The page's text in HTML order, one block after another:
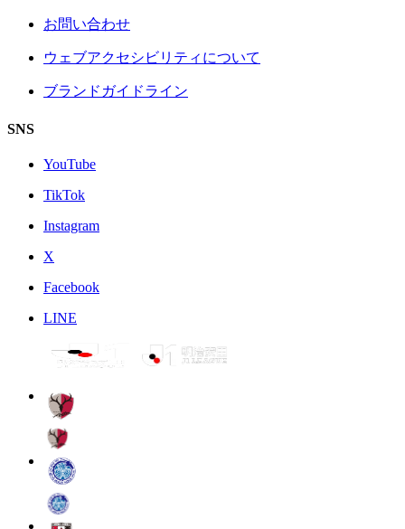
お問い合わせ
ウェブアクセシビリティについて
ブランドガイドライン
SNS
YouTube
TikTok
Instagram
X
Facebook
LINE